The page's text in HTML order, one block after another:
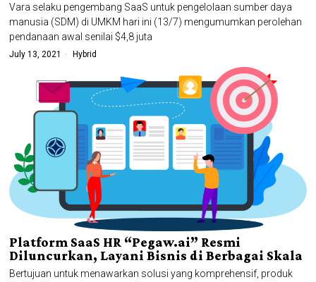
Vara selaku pengembang SaaS untuk pengelolaan sumber daya
manusia (SDM) di UMKM hari ini (13/7) mengumumkan perolehan
pendanaan awal senilai $4,8 juta
July 13, 2021 Hybrid
Platform SaaS HR “Pegaw.ai” Resmi
Diluncurkan, Layani Bisnis di Berbagai Skala
Bertujuan untuk menawarkan solusi yang komprehensif, produk